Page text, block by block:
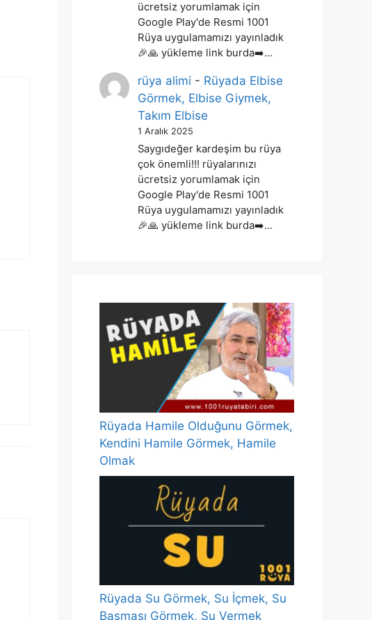
ücretsiz yorumlamak için
Google Play'de Resmi 1001
Rüya uygulamamızı yayınladık
🎉🙏 yükleme link burda➡️…
rüya alimi - Rüyada Elbise
Görmek, Elbise Giymek,
Takım Elbise
1 Aralık 2025
Saygıdeğer kardeşim bu rüya
çok önemli!!! rüyalarınızı
ücretsiz yorumlamak için
Google Play'de Resmi 1001
Rüya uygulamamızı yayınladık
🎉🙏 yükleme link burda➡️…
Rüyada Hamile Olduğunu Görmek,
Kendini Hamile Görmek, Hamile
Olmak
Rüyada Su Görmek, Su İçmek, Su
Basması Görmek, Su Vermek